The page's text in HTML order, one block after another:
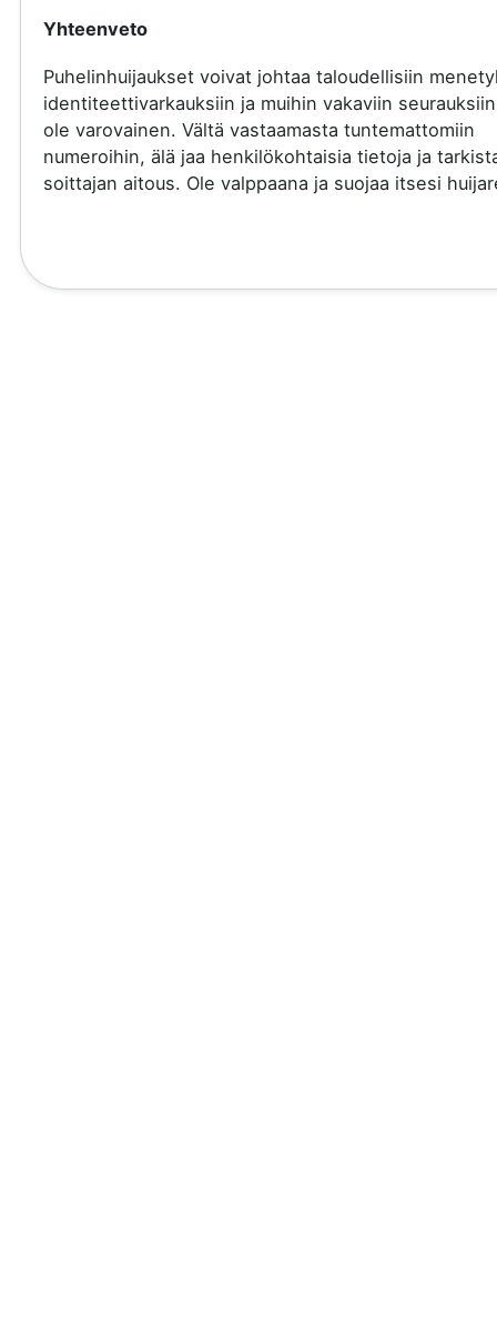
Yhteenveto
Puhelinhuijaukset voivat johtaa taloudellisiin
identiteettivarkauksiin ja muihin vakaviin
ole varovainen. Vältä vastaamasta tuntemattomiin
numeroihin, älä jaa henkilökohtaisia tietoja ja
soittajan aitous. Ole valppaana ja suojaa itsesi